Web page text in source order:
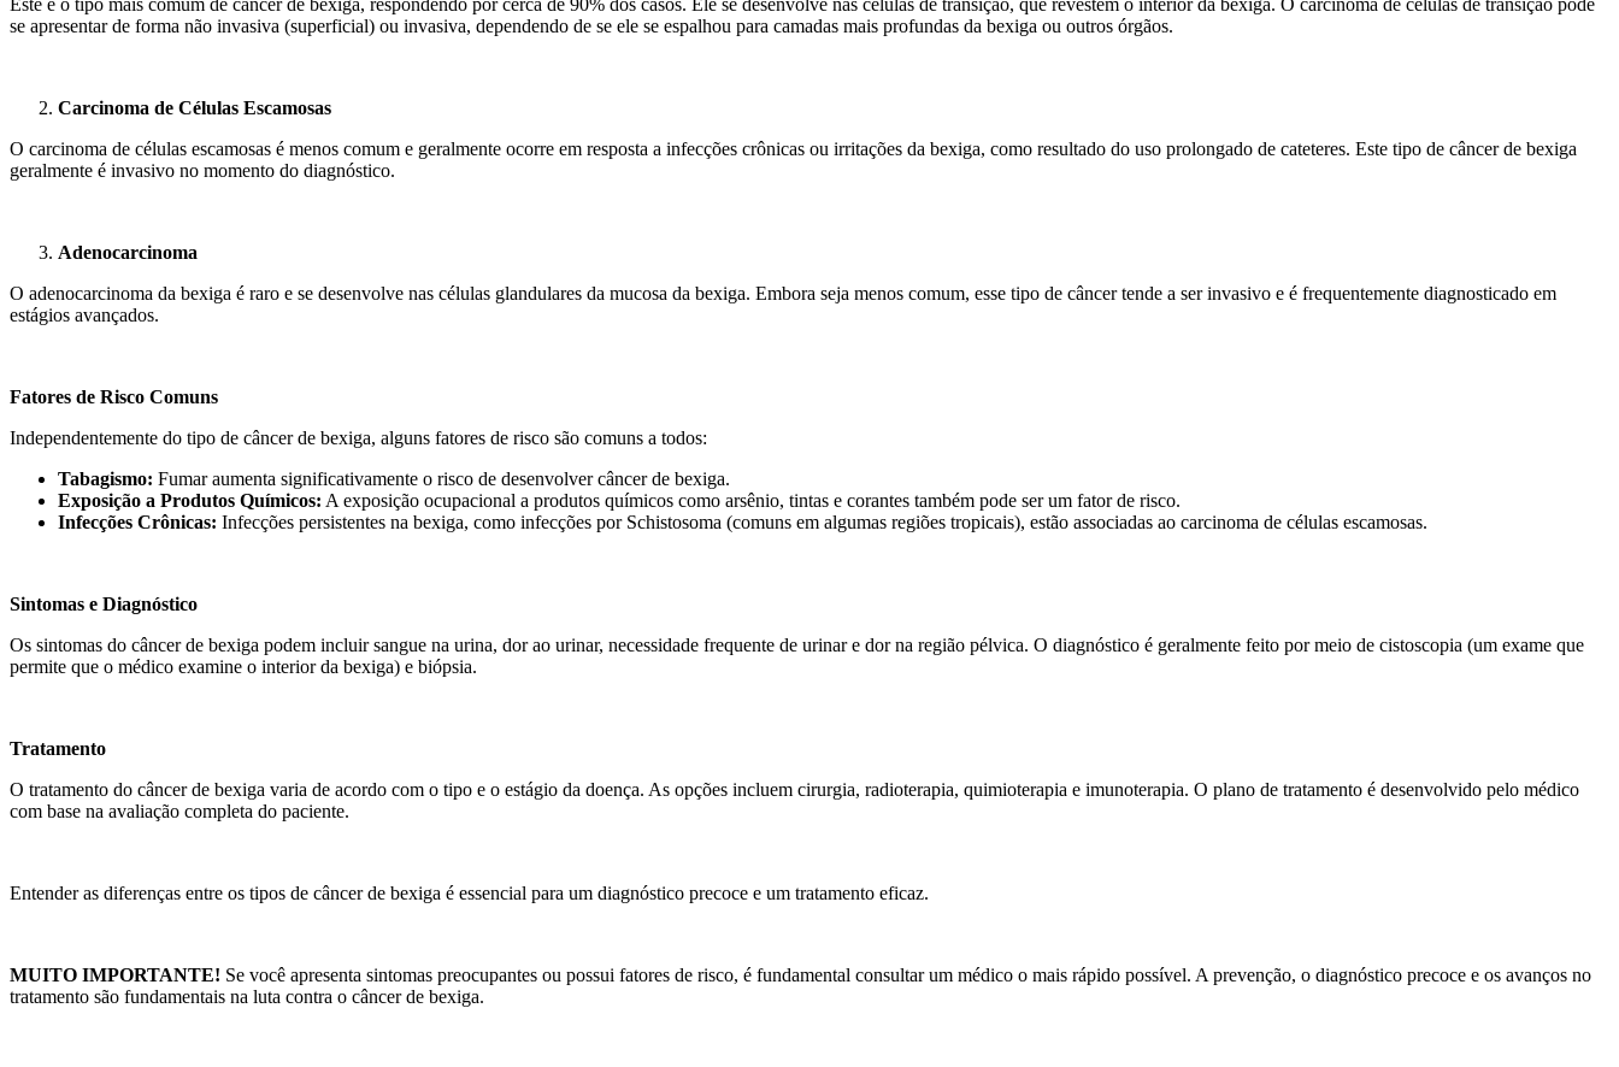
Este é o tipo mais comum de câncer de bexiga, respondendo por cerca de 90% dos casos. Ele se desenvolve nas células de transição, que revestem o interior da bexiga. O carcinoma de células de transição pode
se apresentar de forma não invasiva (superficial) ou invasiva, dependendo de se ele se espalhou para camadas mais profundas da bexiga ou outros órgãos.
Carcinoma de Células Escamosas
O carcinoma de células escamosas é menos comum e geralmente ocorre em resposta a infecções crônicas ou irritações da bexiga, como resultado do uso prolongado de cateteres. Este tipo de câncer de bexiga
geralmente é invasivo no momento do diagnóstico.
Adenocarcinoma
O adenocarcinoma da bexiga é raro e se desenvolve nas células glandulares da mucosa da bexiga. Embora seja menos comum, esse tipo de câncer tende a ser invasivo e é frequentemente diagnosticado em
estágios avançados.
Fatores de Risco Comuns
Independentemente do tipo de câncer de bexiga, alguns fatores de risco são comuns a todos:
Tabagismo: Fumar aumenta significativamente o risco de desenvolver câncer de bexiga.
Exposição a Produtos Químicos: A exposição ocupacional a produtos químicos como arsênio, tintas e corantes também pode ser um fator de risco.
Infecções Crônicas: Infecções persistentes na bexiga, como infecções por Schistosoma (comuns em algumas regiões tropicais), estão associadas ao carcinoma de células escamosas.
Sintomas e Diagnóstico
Os sintomas do câncer de bexiga podem incluir sangue na urina, dor ao urinar, necessidade frequente de urinar e dor na região pélvica. O diagnóstico é geralmente feito por meio de cistoscopia (um exame que
permite que o médico examine o interior da bexiga) e biópsia.
Tratamento
O tratamento do câncer de bexiga varia de acordo com o tipo e o estágio da doença. As opções incluem cirurgia, radioterapia, quimioterapia e imunoterapia. O plano de tratamento é desenvolvido pelo médico
com base na avaliação completa do paciente.
Entender as diferenças entre os tipos de câncer de bexiga é essencial para um diagnóstico precoce e um tratamento eficaz.
MUITO IMPORTANTE! Se você apresenta sintomas preocupantes ou possui fatores de risco, é fundamental consultar um médico o mais rápido possível. A prevenção, o diagnóstico precoce e os avanços no
tratamento são fundamentais na luta contra o câncer de bexiga.